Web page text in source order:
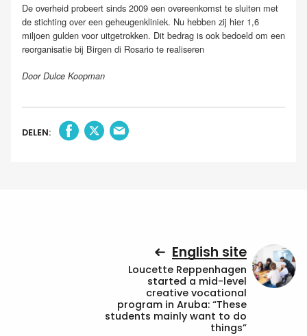
De overheid probeert sinds 2009 een overeenkomst te sluiten met
de stichting over een geheugenkliniek. Nu hebben zij hier 1,6
miljoen gulden voor uitgetrokken. Dit bedrag is ook bedoeld om een
reorganisatie bij Birgen di Rosario te realiseren
Door Dulce Koopman
DELEN:
English site
Loucette Reppenhagen
started a mid-level
creative vocational
program in Aruba: “These
students mainly want to do
things”